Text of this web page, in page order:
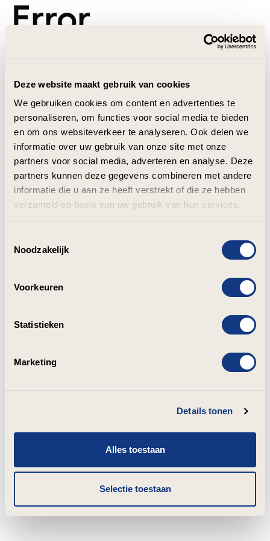
Deze website maakt gebruik van cookies
We gebruiken cookies om content en advertenties te
personaliseren, om functies voor social media te bieden
en om ons websiteverkeer te analyseren. Ook delen we
informatie over uw gebruik van onze site met onze
partners voor social media, adverteren en analyse. Deze
partners kunnen deze gegevens combineren met andere
informatie die u aan ze heeft verstrekt of die ze hebben
verzameld op basis van uw gebruik van hun services.
Noodzakelijk
Voorkeuren
Statistieken
Marketing
Details tonen
Alles toestaan
Selectie toestaan
Error